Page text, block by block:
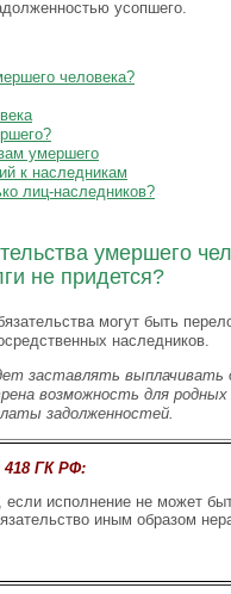
усопшего.
человека?
умершего
к наследникам
лиц-наследников?
умершего
не придется?
могут быть
наследников.
заставлять выплачивать
возможность для родных
задолженностей.
ГК РФ:
исполнение не может
иным образом